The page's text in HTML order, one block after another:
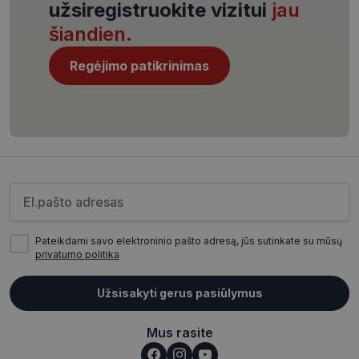
užsiregistruokite vizitui jau
šiandien.
Regėjimo patikrinimas
Pateikdami savo elektroninio pašto adresą, jūs sutinkate su mūsų
privatumo politika
Užsisakyti gerus pasiūlymus
Mus rasite
.youtube.com
4 savaitės
CookieScriptConsent